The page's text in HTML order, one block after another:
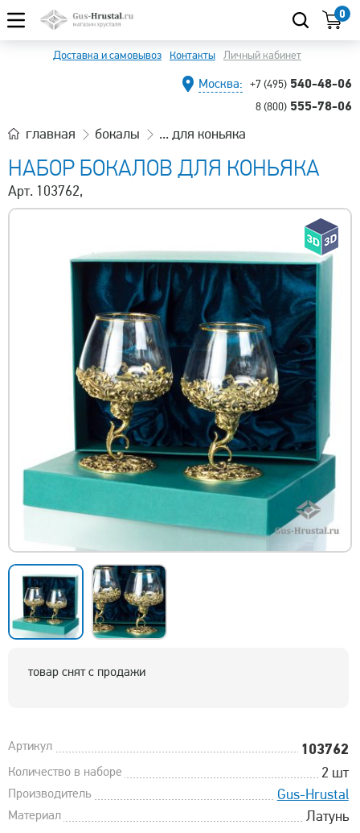
0
Доставка и самовывоз Контакты Личный кабинет
Москва: +7 (495) 540-48-06
8 (800) 555-78-06
главная бокалы ... для коньяка
НАБОР БОКАЛОВ ДЛЯ КОНЬЯКА
Арт. 103762,
товар снят с продажи
Артикул 103762
Количество в наборе 2 шт
Производитель Gus-Hrustal
Материал
Латунь